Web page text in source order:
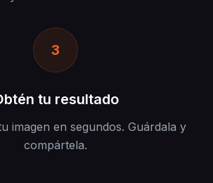
3
tu resultado
imagen en segundos. Guárdala y
compártela.